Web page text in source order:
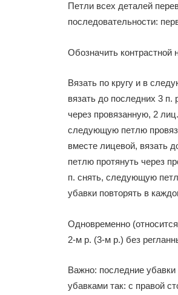
Петли всех деталей
последовательности:
Обозначить
Вязать по кругу и в
вязать до последних 3
через провязанную, 2
следующую петлю
вместе лицевой, вязать
петлю протянуть через
п. снять, следующую
убавки повторять в
Одновременно
2-м р. (3-м р.) без
Важно: последние
убавками так: с правой